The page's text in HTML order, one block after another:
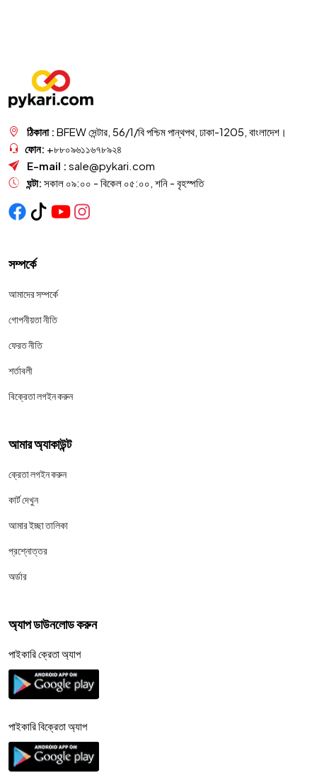
ঠিকানা : BFEW সেন্টার, 56/1/বি পশ্চিম পান্থপথ, ঢাকা-1205, বাংলাদেশ।
ফোন: +৮৮০৯৬১১৬৭৮৯২৪
E-mail : sale@pykari.com
ঘন্টা: সকাল ০৯:০০ - বিকেল ০৫:০০, শনি - বৃহস্পতি
সম্পর্কে
আমাদের সম্পর্কে
গোপনীয়তা নীতি
ফেরত নীতি
শর্তাবলী
বিক্রেতা লগইন করুন
আমার অ্যাকাউন্ট
ক্রেতা লগইন করুন
কার্ট দেখুন
আমার ইচ্ছা তালিকা
প্রশ্নোত্তর
অর্ডার
অ্যাপ ডাউনলোড করুন
পাইকারি ক্রেতা অ্যাপ
পাইকারি বিক্রেতা অ্যাপ